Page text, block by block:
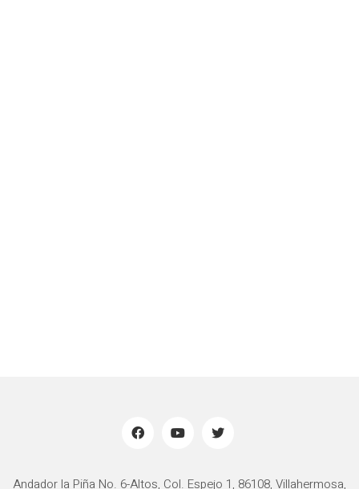
Andador la Piña No. 6-Altos, Col. Espejo 1, 86108, Villahermosa,